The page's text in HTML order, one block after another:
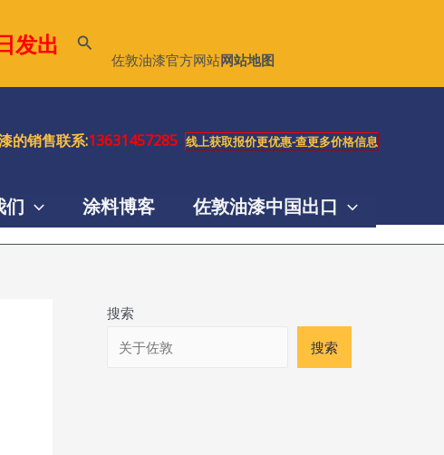
发出
搜
佐敦油漆官方网站网站地图
的销售联系:13631457285 线上获取报价更优惠-查更多价格信息
们 涂料博客 佐敦油漆中国出口
搜索
搜索